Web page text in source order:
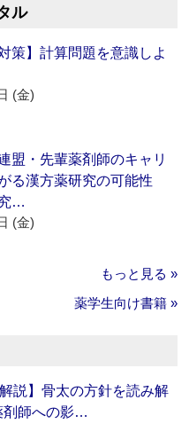
ル
策】計算問題を意識しよ
(金)
盟・先輩薬剤師のキャリ
る漢方薬研究の可能性
…
(金)
もっと見る »
薬学生向け書籍 »
説】骨太の方針を読み解
剤師への影…